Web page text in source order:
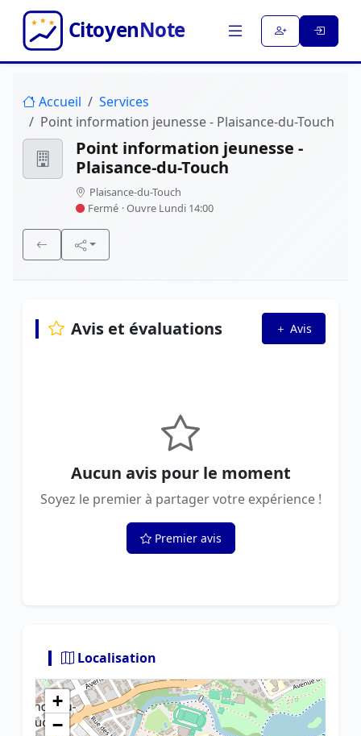
Accueil
Services
Point information jeunesse - Plaisance-du-Touch
Point information jeunesse -
Plaisance-du-Touch
Plaisance-du-Touch
Fermé · Ouvre Lundi 14:00
Avis et évaluations Avis
Aucun avis pour le moment
Soyez le premier à partager votre expérience !
Premier avis
Localisation
+
−